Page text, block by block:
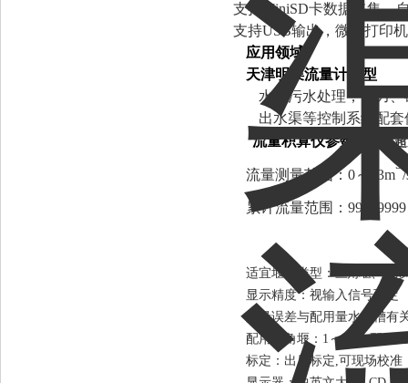
支持MiniSD卡数据采集，
支持USB输出，微型打印
应用领域
天津明渠流量计选型
水及污水处理；电力
出水渠等控制系统配
流量积算仪参数
天津
流量测量范围：0～93m
3
累计流量范围：
适宜堰槽类型：
显示精度：视输入信号而定
流量误差与配用量水堰槽有
配用三角堰：1～2% 配用
标定：出厂标定,可现场校准